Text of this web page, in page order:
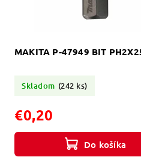
MAKITA P-47949 BIT
Skladom (242 ks)
€0,20
Do košíka